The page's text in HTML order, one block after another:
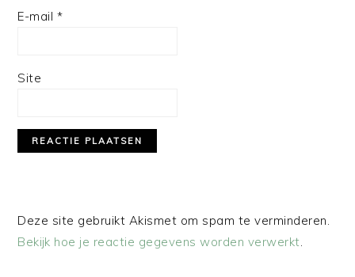
E-mail *
Site
Deze site gebruikt Akismet om spam te verminderen.
Bekijk hoe je reactie gegevens worden verwerkt.